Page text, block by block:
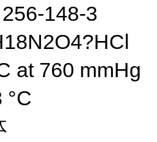
148-3
at 760 mmHg
°C